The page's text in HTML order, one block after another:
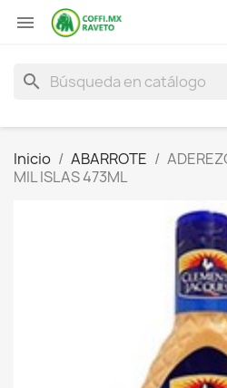

search
Inicio ABARROTE
MIL ISLAS 473ML